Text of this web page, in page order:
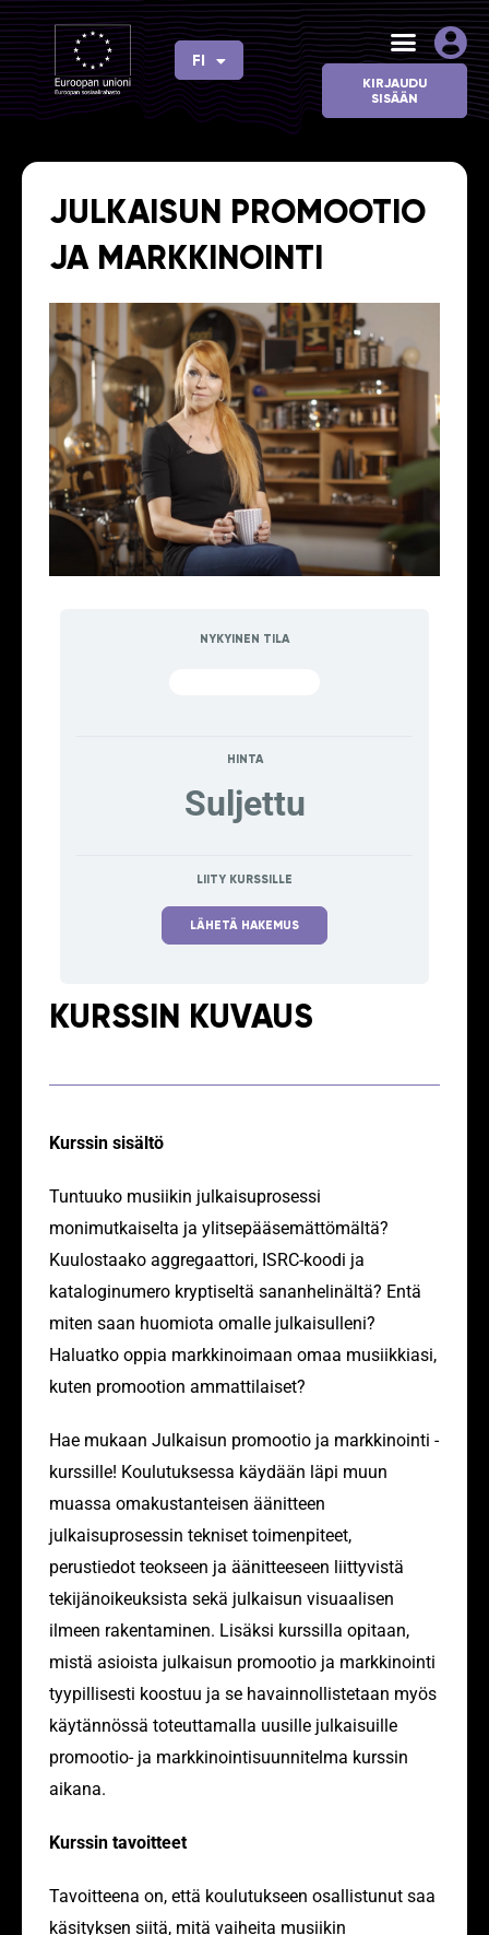
Siirry
sisältöön
FI
EN
KIRJAUDU
SISÄÄN
JULKAISUN PROMOOTIO
JA MARKKINOINTI
NYKYINEN TILA
HINTA
Suljettu
LIITY KURSSILLE
LÄHETÄ HAKEMUS
KURSSIN KUVAUS
Kurssin sisältö
Tuntuuko musiikin julkaisuprosessi
monimutkaiselta ja ylitsepääsemättömältä?
Kuulostaako aggregaattori, ISRC-koodi ja
kataloginumero kryptiseltä sananhelinältä? Entä
miten saan huomiota omalle julkaisulleni?
Haluatko oppia markkinoimaan omaa musiikkiasi,
kuten promootion ammattilaiset?
Hae mukaan Julkaisun promootio ja markkinointi -
kurssille! Koulutuksessa käydään läpi muun
muassa omakustanteisen äänitteen
julkaisuprosessin tekniset toimenpiteet,
perustiedot teokseen ja äänitteeseen liittyvistä
tekijänoikeuksista sekä julkaisun visuaalisen
ilmeen rakentaminen. Lisäksi kurssilla opitaan,
mistä asioista julkaisun promootio ja markkinointi
tyypillisesti koostuu ja se havainnollistetaan myös
käytännössä toteuttamalla uusille julkaisuille
promootio- ja markkinointisuunnitelma kurssin
aikana.
Kurssin tavoitteet
Tavoitteena on, että koulutukseen osallistunut saa
käsityksen siitä, mitä vaiheita musiikin
kurssista
julkaisuprosessi
visuaalinen
ilme
promootio